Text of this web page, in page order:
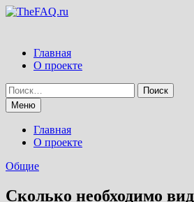
Перейти
Главная
О проекте
Найти:
Меню
Главная
О проекте
Общие
Сколько необходимо